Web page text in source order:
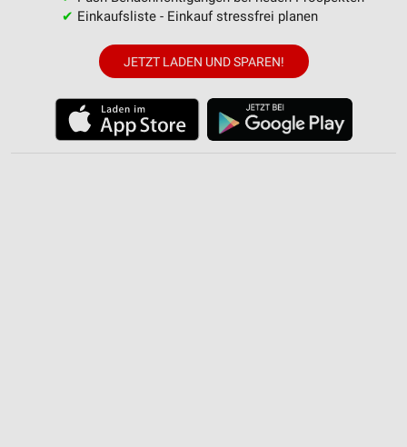
✔ Einkaufsliste - Einkauf stressfrei planen
JETZT LADEN UND SPAREN!
Wir nutzen Ihre Daten für folgende Zwecke:
IAB-Verarbeitungszwecke:
Speichern von oder Zugriff auf Informationen
Verwendung reduzierter Daten zur Auswahl von
Werbeanzeigen